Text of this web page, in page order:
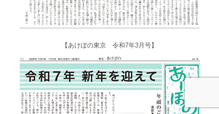
【あけぼの東京 令和7年3月号】